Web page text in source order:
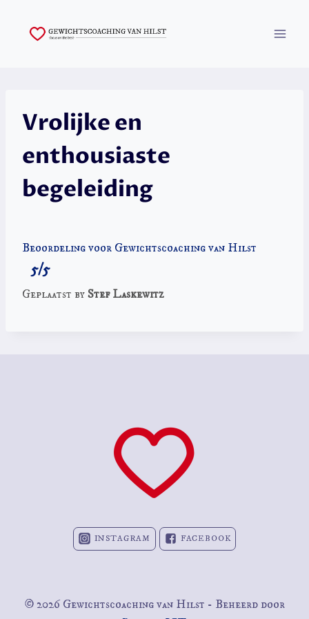
content
Vrolijke en
enthousiaste
begeleiding
Beoordeling voor Gewichtscoaching van Hilst
5/5
Geplaatst byStef Laskewitz
INSTAGRAM FACEBOOK
© 2026 Gewichtscoaching van Hilst - Beheerd door